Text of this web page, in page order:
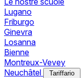
Lugano
Friburgo
Ginevra
Losanna
Bienne
Montreux-Vevey
Neuchâtel
Tariffario